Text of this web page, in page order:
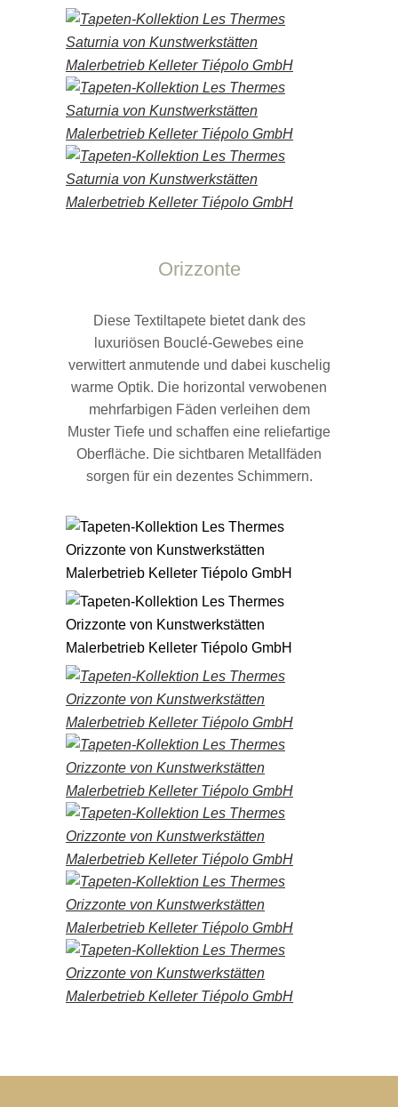
Orizzonte
Diese Textiltapete bietet dank des
luxuriösen Bouclé-Gewebes eine
verwittert anmutende und dabei kuschelig
warme Optik. Die horizontal verwobenen
mehrfarbigen Fäden verleihen dem
Muster Tiefe und schaffen eine reliefartige
Oberfläche. Die sichtbaren Metallfäden
sorgen für ein dezentes Schimmern.